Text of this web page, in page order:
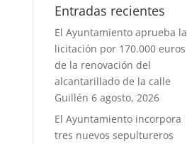
Entradas recientes
El Ayuntamiento aprueba la
licitación por 170.000 euros
de la renovación del
alcantarillado de la calle
Guillén 6 agosto, 2026
El Ayuntamiento incorpora
tres nuevos sepultureros